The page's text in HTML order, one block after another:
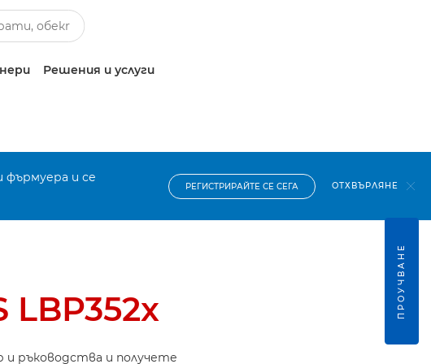
Решения и услуги
фърмуера и се
РЕГИСТРИРАЙТЕ СЕ СЕГА ОТХВЪРЛЯНЕ
LBP352x
ръководства и получете
ПРОУЧВАНЕ